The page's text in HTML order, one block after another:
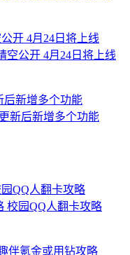
空公开 4月24日将上线
新后新增多个功能
校园QQ人翻卡攻略